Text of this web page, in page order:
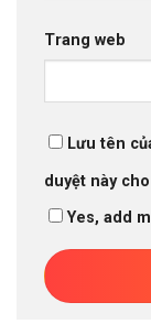
Trang web
Lưu tên
duyệt này
Yes, add